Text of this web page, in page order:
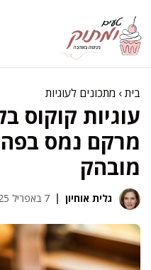
לתוכן
בית› מתכונים לעוגיות
עוגיות קוקוס
מרקם נמס בפה
מובהק
גלית אוחיון 7 באפריל 2025